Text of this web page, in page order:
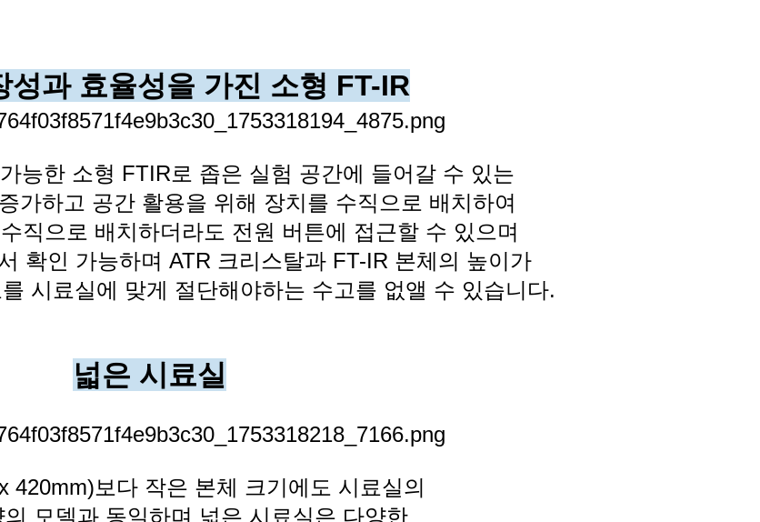
성과 효율성을 가진 소형 FT-IR
능한 소형 FTIR로 좁은 실험 공간에 들어갈 수 있는
가하고 공간 활용을 위해 장치를 수직으로 배치하여
수직으로 배치하더라도 전원 버튼에 접근할 수 있으며
확인 가능하며 ATR 크리스탈과 FT-IR 본체의 높이가
시료실에 맞게 절단해야하는 수고를 없앨 수 있습니다.
넓은 시료실
420mm)보다 작은 본체 크기에도 시료실의
모델과 동일하며 넓은 시료실은 다양한